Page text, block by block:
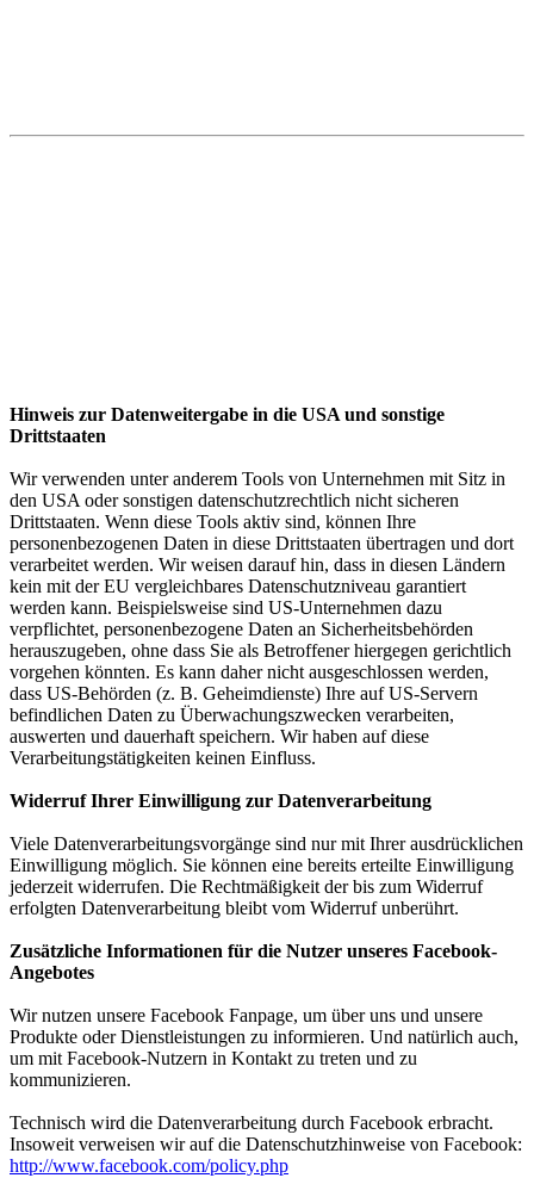
Hinweis zur Datenweitergabe in die USA und sonstige
Drittstaaten
Wir verwenden unter anderem Tools von Unternehmen mit Sitz in
den USA oder sonstigen datenschutzrechtlich nicht sicheren
Drittstaaten. Wenn diese Tools aktiv sind, können Ihre
personenbezogenen Daten in diese Drittstaaten übertragen und dort
verarbeitet werden. Wir weisen darauf hin, dass in diesen Ländern
kein mit der EU vergleichbares Datenschutzniveau garantiert
werden kann. Beispielsweise sind US-Unternehmen dazu
verpflichtet, personenbezogene Daten an Sicherheitsbehörden
herauszugeben, ohne dass Sie als Betroffener hiergegen gerichtlich
vorgehen könnten. Es kann daher nicht ausgeschlossen werden,
dass US-Behörden (z. B. Geheimdienste) Ihre auf US-Servern
befindlichen Daten zu Überwachungszwecken verarbeiten,
auswerten und dauerhaft speichern. Wir haben auf diese
Verarbeitungstätigkeiten keinen Einfluss.
Widerruf Ihrer Einwilligung zur Datenverarbeitung
Viele Datenverarbeitungsvorgänge sind nur mit Ihrer ausdrücklichen
Einwilligung möglich. Sie können eine bereits erteilte Einwilligung
jederzeit widerrufen. Die Rechtmäßigkeit der bis zum Widerruf
erfolgten Datenverarbeitung bleibt vom Widerruf unberührt.
Zusätzliche Informationen für die Nutzer unseres Facebook-
Angebotes
Wir nutzen unsere Facebook Fanpage, um über uns und unsere
Produkte oder Dienstleistungen zu informieren. Und natürlich auch,
um mit Facebook-Nutzern in Kontakt zu treten und zu
kommunizieren.
Technisch wird die Datenverarbeitung durch Facebook erbracht.
Insoweit verweisen wir auf die Datenschutzhinweise von Facebook:
http://www.facebook.com/policy.php